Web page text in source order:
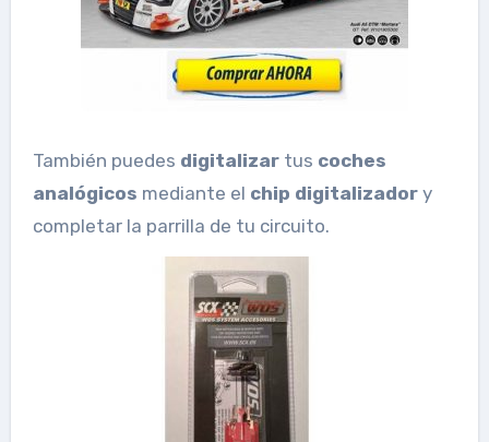
También puedes digitalizartus coches
analógicos mediante el chip digitalizadory
completar la parrilla de tu circuito.